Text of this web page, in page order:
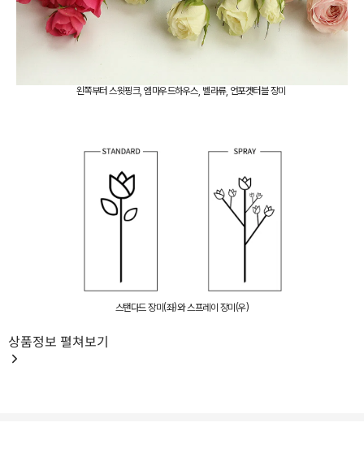
왼쪽부터 스윗핑크, 엠마우드하우스, 벨라류, 언포겟터블 장미
스탠다드 장미(좌)와 스프레이 장미(우)
스탠다드 장미는 중심 줄기 1대에 꽃 1송이가 달려있는 장미
입니다. 스프레이 장미에 비해 화형이 크기 때문에 메인 꽃으
상품정보 펼쳐보기